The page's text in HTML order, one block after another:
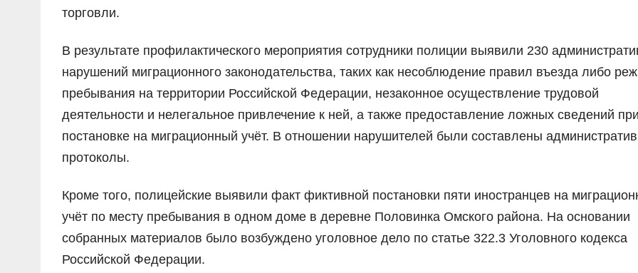
торговли.
В результате профилактического мероприятия сотрудники полиции выявили 230
нарушений миграционного законодательства, таких как несоблюдение правил въезда либо
пребывания на территории Российской Федерации, незаконное осуществление трудовой
деятельности и нелегальное привлечение к ней, а также предоставление ложных сведений
постановке на миграционный учёт. В отношении нарушителей были составлены
протоколы.
Кроме того, полицейские выявили факт фиктивной постановки пяти иностранцев на
учёт по месту пребывания в одном доме в деревне Половинка Омского района. На основании
собранных материалов было возбуждено уголовное дело по статье 322.3 Уголовного кодекса
Российской Федерации.